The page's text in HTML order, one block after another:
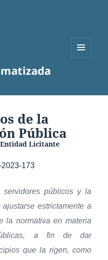
de la
Pública
Licitante
173
públicos y la
estrictamente a
la normativa en materia
a fin de dar
que la rigen, como